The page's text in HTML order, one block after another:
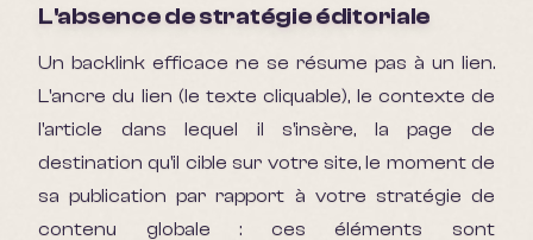
L'absence de stratégie éditoriale
Un backlink efficace ne se résume pas à un lien.
L'ancre du lien (le texte cliquable), le contexte de
l'article dans lequel il s'insère, la page de
destination qu'il cible sur votre site, le moment de
sa publication par rapport à votre stratégie de
contenu globale : ces éléments sont